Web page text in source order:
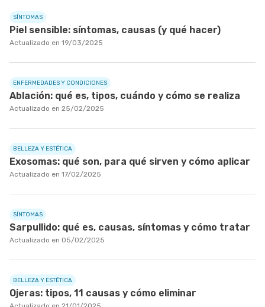
SÍNTOMAS
Piel sensible: síntomas, causas (y qué hacer)
Actualizado en 19/03/2025
ENFERMEDADES Y CONDICIONES
Ablación: qué es, tipos, cuándo y cómo se realiza
Actualizado en 25/02/2025
BELLEZA Y ESTÉTICA
Exosomas: qué son, para qué sirven y cómo aplicar
Actualizado en 17/02/2025
SÍNTOMAS
Sarpullido: qué es, causas, síntomas y cómo tratar
Actualizado en 05/02/2025
BELLEZA Y ESTÉTICA
Ojeras: tipos, 11 causas y cómo eliminar